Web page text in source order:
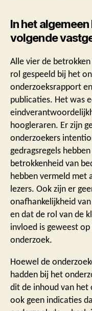
In het
volgende
Alle vier de
rol gespeeld bij het
onderzoeksrapport
publicaties. Het was
hoogleraren. Er zijn
onderzoekers
gedragsregels
betrokkenheid van
hebben vermeld met
lezers. Ook zijn er
onafhankelijkheid
en dat de rol van de
invloed is geweest
onderzoek.
Hoewel de
hadden bij het
dit de inhoud van het
ook geen indicaties